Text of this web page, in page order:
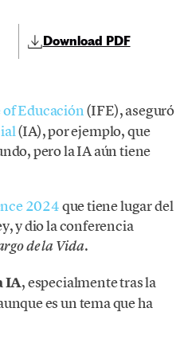
Download PDF
Educación(IFE), aseguró
(IA), por ejemplo, que
pero la IA aún tiene
2024que tiene lugar del
y dio la conferencia
de la Vida.
IA, especialmente tras la
es un tema que ha